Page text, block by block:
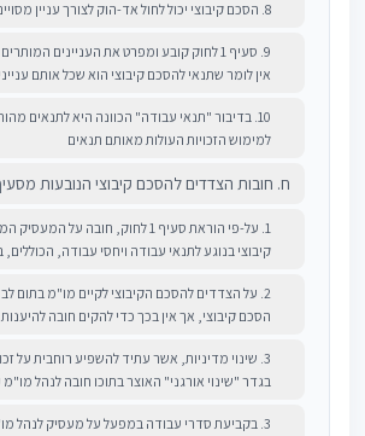
8. הסכם קיבוצי יכול לחול אד-הוק לצורך עניין מסויים כ"הוראת שעה".
9. סעיף 1 לחוק קובע ומפרט את העניינים
אין לומר שתנאי להסכם קיבוצי הוא שכל אותם
10. בדיבור "תנאי עבודה" הכוונה היא לתנאים
למימוש הזכויות העולות מאותם תנאים
ח. חובות הצדדים להסכם קיבוצי הנובעות מסעיף 1
1. על-פי הוראת סעיף 1 לחוק, חובה על
קיבוצי בנוגע לתנאי עבודה ויחסי עבודה,
2. על הצדדים להסכם הקיבוצי לקיים מו"מ בתום
הסכם קיבוצי, אך אין בכך כדי להקים חובה
3. שינוי מדיניות, אשר עתיד להשפיע רוחבית על
בגדר "שינוי אורגני" האוצר בתוכו חובה לנהל מו"מ
3. בקביעת סדרי עבודה במפעל על מעסיק לנהל